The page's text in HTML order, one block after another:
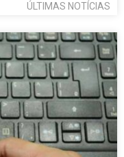
ÚLTIMAS NOTÍCIAS